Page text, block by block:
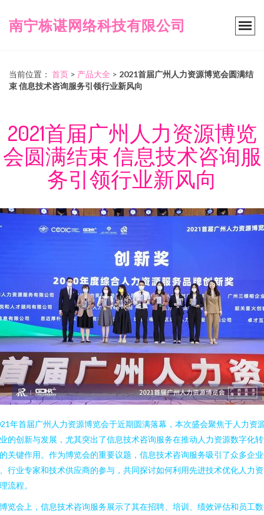
南宁栋谌网络科技有限公司
当前位置： 首页 > 产品大全 > 2021首届广州人力资源博览会圆满结
束 信息技术咨询服务引领行业新风向
2021首届广州人力资源博览
会圆满结束 信息技术咨询服
务引领行业新风向
年首届广州人力资源博览会于近期圆满落幕，本次盛会聚焦于人力资
的创新与发展，尤其突出了信息技术咨询服务在推动人力资源数字化
关键作用。作为博览会的重要议题，信息技术咨询服务吸引了众多企
行业专家和技术供应商的参与，共同探讨如何利用先进技术优化人力
流程。
览会上，信息技术咨询服务展示了其在招聘、培训、绩效评估和员工